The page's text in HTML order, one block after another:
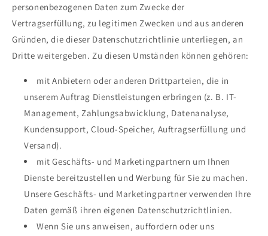
personenbezogenen Daten zum Zwecke der
Vertragserfüllung, zu legitimen Zwecken und aus anderen
Gründen, die dieser Datenschutzrichtlinie unterliegen, an
Dritte weitergeben. Zu diesen Umständen können gehören:
mit Anbietern oder anderen Drittparteien, die in
unserem Auftrag Dienstleistungen erbringen (z. B. IT-
Management, Zahlungsabwicklung, Datenanalyse,
Kundensupport, Cloud-Speicher, Auftragserfüllung und
Versand).
mit Geschäfts- und Marketingpartnern um Ihnen
Dienste bereitzustellen und Werbung für Sie zu machen.
Unsere Geschäfts- und Marketingpartner verwenden Ihre
Daten gemäß ihren eigenen Datenschutzrichtlinien.
Wenn Sie uns anweisen, auffordern oder uns